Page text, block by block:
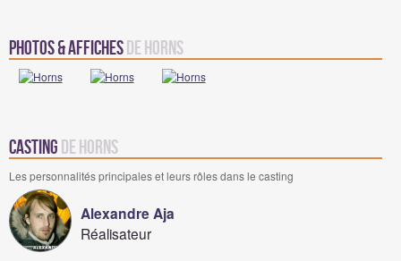
Photos & Affichesde Horns
Casting de Horns
Les personnalités principales et leurs rôles dans le casting
Alexandre Aja
Réalisateur